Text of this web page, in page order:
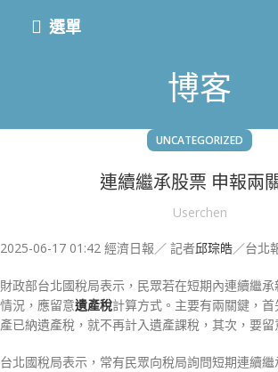
選單
博客
UNCATEGORIZED
連續繼承股票 申報兩
Userchen
2025-06-17 01:42 經濟日報／ 記者邱琮皓／台北
財政部台北國稅局表示，民眾若在短期內連續繼承
情況，應留意遺產稅計算方式。主要有兩關鍵，
產已納遺產稅，就不再計入遺產課稅，其次，要留
台北國稅局表示，常有民眾向稅局詢問短期連續